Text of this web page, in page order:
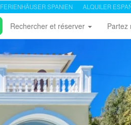
FERIENHÄUSER SPANIEN ALQUILER
Rechercher et réserver Partez